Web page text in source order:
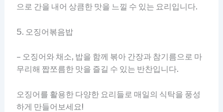
으로 간을 내어 상큼한 맛을 느낄 수 있는 요리입니다.
5. 오징어볶음밥
– 오징어와 채소, 밥을 함께 볶아 간장과 참기름으로 마
무리해 짭쪼름한 맛을 즐길 수 있는 반찬입니다.
오징어를 활용한 다양한 요리들로 매일의 식탁을 풍성
하게 만들어보세요!